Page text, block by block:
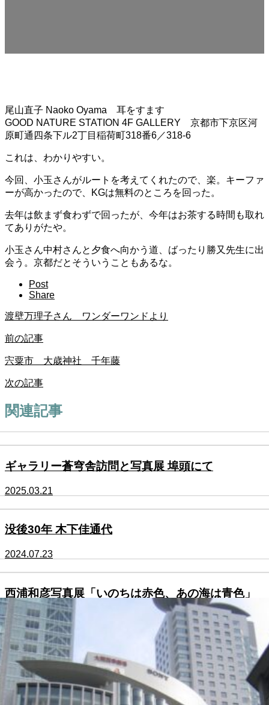
尾山直子 Naoko Oyama 耳をすます
GOOD NATURE STATION 4F GALLERY 京都市下京区河
原町通四条下ル2丁目稲荷町318番6／318-6
これは、わかりやすい。
今回、小玉さんがルートを考えてくれたので、楽。キーファ
ーが高かったので、KGは無料のところを回った。
去年は飲まず食わずで回ったが、今年はお茶する時間も取れ
てありがたや。
小玉さん中村さんと夕食へ向かう道、ばったり勝又先生に出
会う。京都だとそういうこともあるな。
Post
Share
渡壁万理子さん ワンダーワンドより
前の記事
宍粟市 大歳神社 千年藤
次の記事
関連記事
ギャラリー蒼穹舎訪問と写真展 埠頭にて
2025.03.21
没後30年 木下佳通代
2024.07.23
西浦和彦写真展「いのちは赤色、あの海は青色」
2024.07.13